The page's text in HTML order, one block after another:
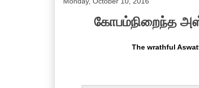
கோபம்நிறைந்த
The wrathful